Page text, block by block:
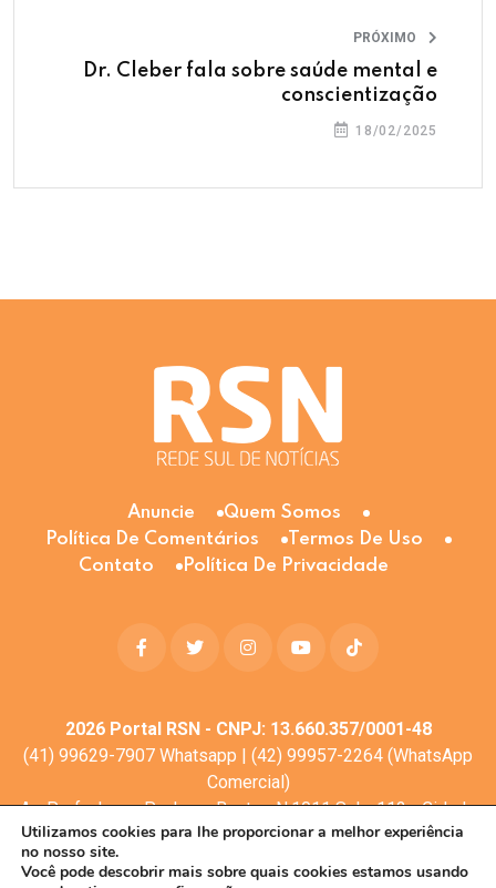
PRÓXIMO
Dr. Cleber fala sobre saúde mental e
conscientização
18/02/2025
Anuncie
Quem Somos
Política De Comentários
Termos De Uso
Contato
Política De Privacidade
2026Portal RSN - CNPJ: 13.660.357/0001-48
(41) 99629-7907 Whatsapp | (42) 99957-2264 (WhatsApp
Comercial)
Av. Profa. Laura Pacheco Bastos N:1011 Sala: 112 - Cidade
dos Lagos, Guarapuava - PR, 85053-525
© Todos os direitos reservados
Utilizamos cookies para lhe proporcionar a melhor experiência
no nosso site.
Você pode descobrir mais sobre quais cookies estamos usando